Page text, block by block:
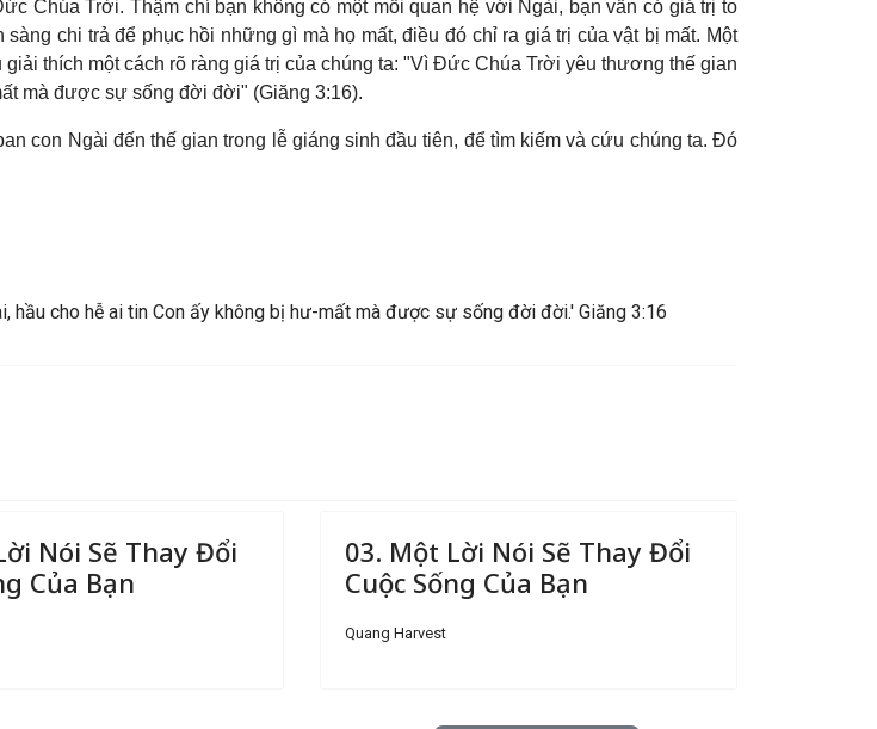
Chúa Trời. Thậm chí bạn không có một mối quan hệ với Ngài, bạn vẫn có giá trị to
chi trả để phục hồi những gì mà họ mất, điều đó chỉ ra giá trị của vật bị mất. Một
thích một cách rõ ràng giá trị của chúng ta: "Vì Đức Chúa Trời yêu thương thế gian
mà được sự sống đời đời" (Giăng 3:16).
con Ngài đến thế gian trong lễ giáng sinh đầu tiên, để tìm kiếm và cứu chúng ta. Đó
hầu cho hễ ai tin Con ấy không bị hư-mất mà được sự sống đời đời.' Giăng 3:16
Nói Sẽ Thay Đổi
Của Bạn
03. Một Lời Nói Sẽ Thay Đổi
Cuộc Sống Của Bạn
Quang Harvest